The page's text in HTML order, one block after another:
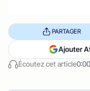
Écoutez cet article
PARTAGER
Ajouter